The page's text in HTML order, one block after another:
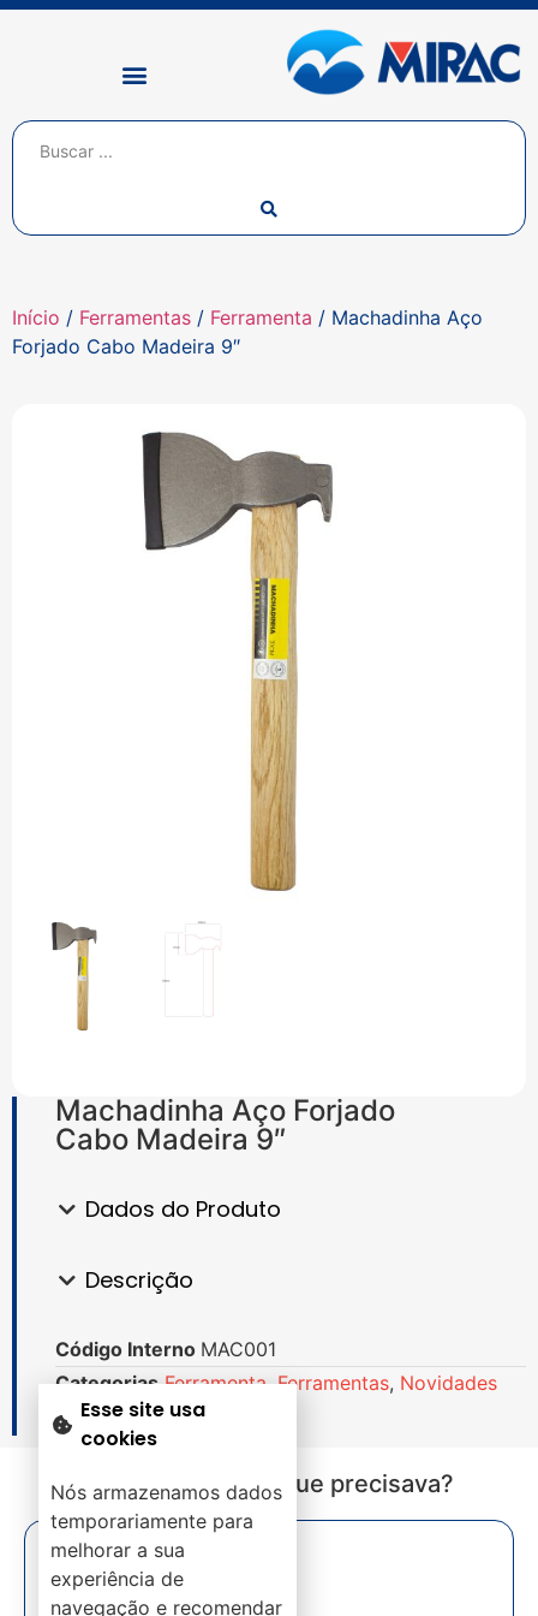
Início / Ferramentas / Ferramenta / Machadinha Aço
Forjado Cabo Madeira 9″
Machadinha Aço Forjado
Cabo Madeira 9″
Dados do Produto
Descrição
Código Interno MAC001
Categorias Ferramenta,Ferramentas, Novidades
Não encontrou o que precisava?
Esse site usa
cookies
Nós armazenamos dados
temporariamente para
melhorar a sua
experiência de
navegação e recomendar